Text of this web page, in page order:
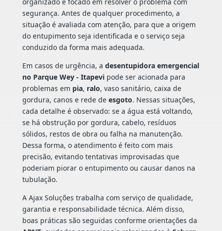
segurança. Antes de qualquer procedimento, a
situação é avaliada com atenção, para que a origem
do entupimento seja identificada e o serviço seja
conduzido da forma mais adequada.
Em casos de urgência, a desentupidora emergencial
no Parque Wey - Itapevipode ser acionada para
problemas em pia, ralo, vaso sanitário, caixa de
gordura, canos e rede de esgoto. Nessas situações,
cada detalhe é observado: se a água está voltando,
se há obstrução por gordura, cabelo, resíduos
sólidos, restos de obra ou falha na manutenção.
Dessa forma, o atendimento é feito com mais
precisão, evitando tentativas improvisadas que
poderiam piorar o entupimento ou causar danos na
tubulação.
A Ajax Soluções trabalha com serviço de qualidade,
garantia e responsabilidade técnica. Além disso,
boas práticas são seguidas conforme orientações da